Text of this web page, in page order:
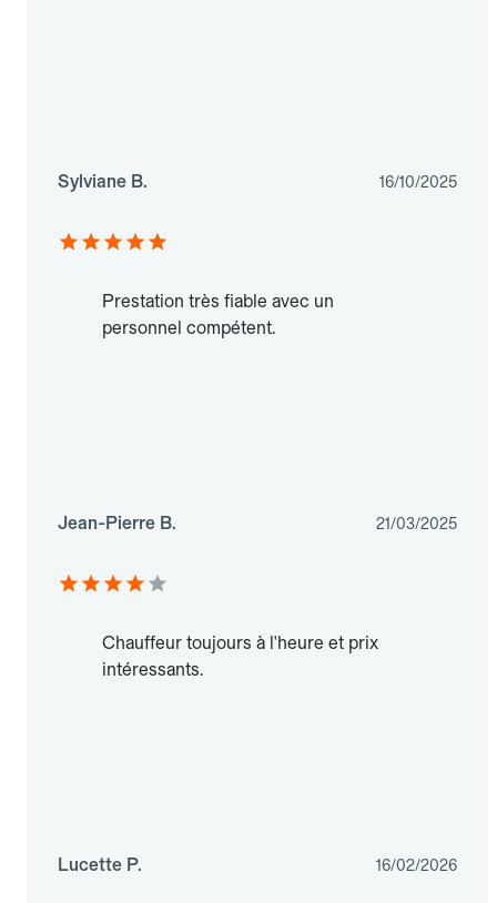
Sylviane B. 16/10/2025
Prestation très fiable avec un
personnel compétent.
Jean-Pierre B. 21/03/2025
Chauffeur toujours à l'heure et prix
intéressants.
Lucette P. 16/02/2026